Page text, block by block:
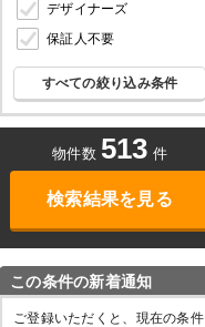
デザイナーズ
保証人不要
すべての絞り込み条件
物件数 513 件
検索結果を見る
この条件の新着通知
ご登録いただくと、現在の条件